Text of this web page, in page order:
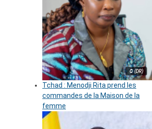
© (DR)
Tchad : Menodji Rita prend les
commandes de la Maison de la
femme